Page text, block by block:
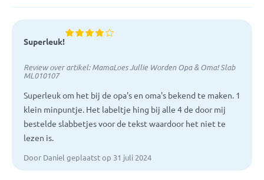
Superleuk!
Review over artikel:MamaLoes Jullie Worden Opa & Oma! Slab
ML010107
Superleuk om het bij de opa's en oma's bekend te maken. 1
klein minpuntje. Het labeltje hing bij alle 4 de door mij
bestelde slabbetjes voor de tekst waardoor het niet te
lezen is.
Door Daniel geplaatst op 31 juli 2024